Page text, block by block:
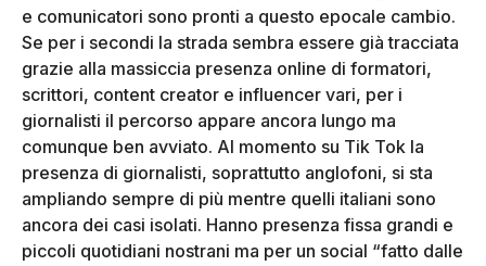
e comunicatori sono pronti a questo epocale cambio.
Se per i secondi la strada sembra essere già tracciata
grazie alla massiccia presenza online di formatori,
scrittori, content creator e influencer vari, per i
giornalisti il percorso appare ancora lungo ma
comunque ben avviato. Al momento su Tik Tok la
presenza di giornalisti, soprattutto anglofoni, si sta
ampliando sempre di più mentre quelli italiani sono
ancora dei casi isolati. Hanno presenza fissa grandi e
piccoli quotidiani nostrani ma per un social “fatto dalle